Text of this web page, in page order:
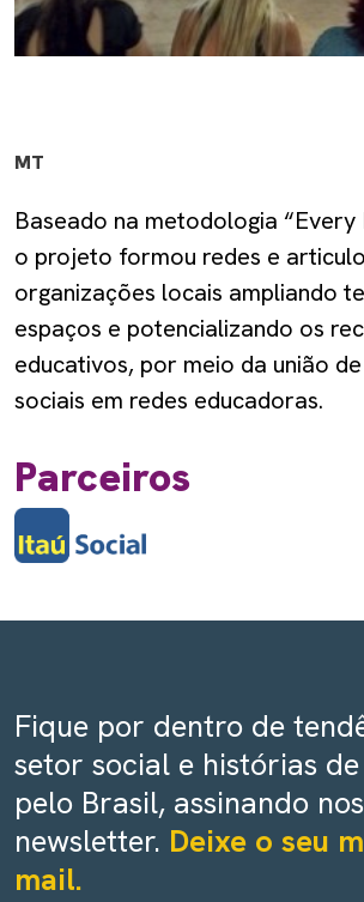
MT
Baseado na metodologia “Every
o projeto formou redes e
organizações locais ampliando
espaços e potencializando os
educativos, por meio da união
sociais em redes educadoras.
Parceiros
Fique por dentro de
setor social e histórias
pelo Brasil, assinando
newsletter. Deixe o seu
mail.